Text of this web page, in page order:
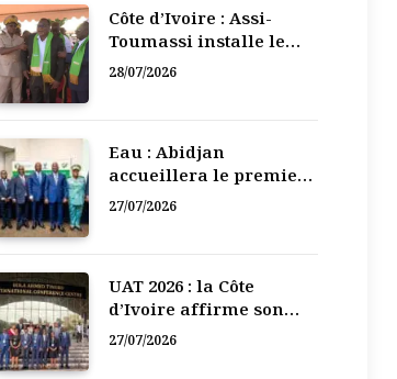
Côte d’Ivoire : Assi-
Toumassi installe le
bureau exécutif de sa
28/07/2026
Eau : Abidjan
accueillera le premier
Forum régional de
27/07/2026
UAT 2026 : la Côte
d’Ivoire affirme son
leadership numérique
27/07/2026